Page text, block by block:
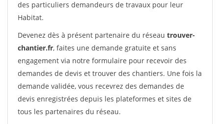
des particuliers demandeurs de travaux pour leur
Habitat.
Devenez dès à présent partenaire du réseau trouver-
chantier.fr, faites une demande gratuite et sans
engagement via notre formulaire pour recevoir des
demandes de devis et trouver des chantiers. Une fois la
demande validée, vous recevrez des demandes de
devis enregistrées depuis les plateformes et sites de
tous les partenaires du réseau.